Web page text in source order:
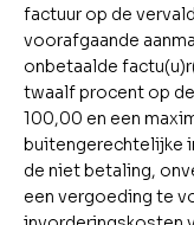
factuur op de
voorafgaande
onbetaalde
twaalf procent op
100,00 en een
buitengerechtelijke
de niet betaling,
een vergoeding te